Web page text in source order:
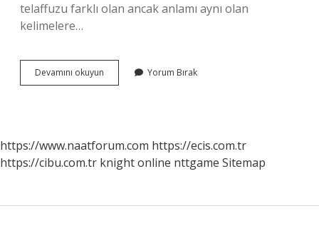
telaffuzu farklı olan ancak anlamı aynı olan
kelimelere…
Devamını okuyun
Yerine
Yorum Bırak
https://www.naatforum.com https://ecis.com.tr
https://cibu.com.tr knight online nttgame Sitemap